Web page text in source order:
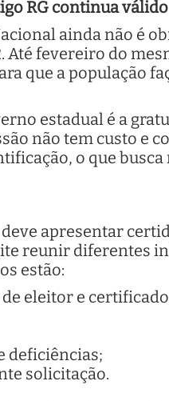
RG continua válido
ainda não é
Até fevereiro do
que a população
estadual é a
não tem custo e
o que
apresentar
reunir diferentes
estão:
eleitor e
deficiências;
solicitação.